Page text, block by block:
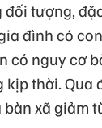
đối tượng,
đình có
có nguy cơ
kịp thời. Qua
xã giảm